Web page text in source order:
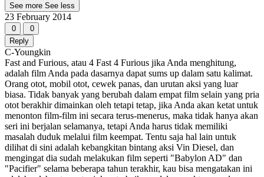
See more See less
23 February 2014
0
0
Reply
C-Youngkin
Fast and Furious, atau 4 Fast 4 Furious jika Anda menghitung,
adalah film Anda pada dasarnya dapat sums up dalam satu kalimat.
Orang otot, mobil otot, cewek panas, dan urutan aksi yang luar
biasa. Tidak banyak yang berubah dalam empat film selain yang pria
otot berakhir dimainkan oleh tetapi tetap, jika Anda akan ketat untuk
menonton film-film ini secara terus-menerus, maka tidak hanya akan
seri ini berjalan selamanya, tetapi Anda harus tidak memiliki
masalah duduk melalui film keempat. Tentu saja hal lain untuk
dilihat di sini adalah kebangkitan bintang aksi Vin Diesel, dan
mengingat dia sudah melakukan film seperti "Babylon AD" dan
"Pacifier" selama beberapa tahun terakhir, kau bisa mengatakan ini